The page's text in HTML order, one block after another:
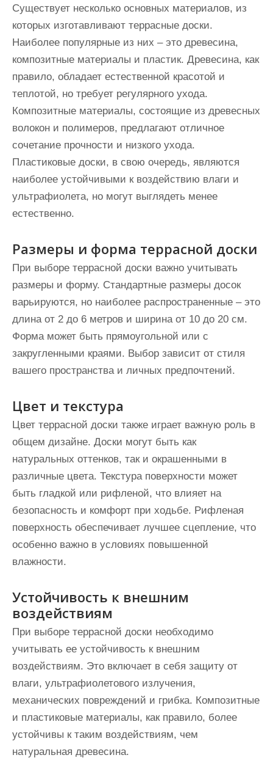
Существует несколько основных материалов, из
которых изготавливают террасные доски.
Наиболее популярные из них – это древесина,
композитные материалы и пластик. Древесина, как
правило, обладает естественной красотой и
теплотой, но требует регулярного ухода.
Композитные материалы, состоящие из древесных
волокон и полимеров, предлагают отличное
сочетание прочности и низкого ухода.
Пластиковые доски, в свою очередь, являются
наиболее устойчивыми к воздействию влаги и
ультрафиолета, но могут выглядеть менее
естественно.
Размеры и форма террасной доски
При выборе террасной доски важно учитывать
размеры и форму. Стандартные размеры досок
варьируются, но наиболее распространенные – это
длина от 2 до 6 метров и ширина от 10 до 20 см.
Форма может быть прямоугольной или с
закругленными краями. Выбор зависит от стиля
вашего пространства и личных предпочтений.
Цвет и текстура
Цвет террасной доски также играет важную роль в
общем дизайне. Доски могут быть как
натуральных оттенков, так и окрашенными в
различные цвета. Текстура поверхности может
быть гладкой или рифленой, что влияет на
безопасность и комфорт при ходьбе. Рифленая
поверхность обеспечивает лучшее сцепление, что
особенно важно в условиях повышенной
влажности.
Устойчивость к внешним
воздействиям
При выборе террасной доски необходимо
учитывать ее устойчивость к внешним
воздействиям. Это включает в себя защиту от
влаги, ультрафиолетового излучения,
механических повреждений и грибка. Композитные
и пластиковые материалы, как правило, более
устойчивы к таким воздействиям, чем
натуральная древесина.